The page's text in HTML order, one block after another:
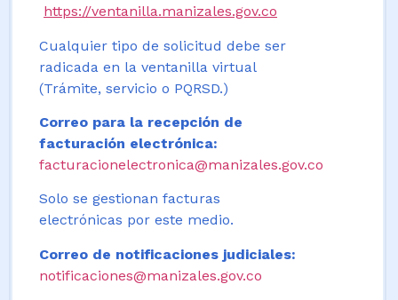
https://ventanilla.manizales.gov.co
Cualquier tipo de solicitud debe ser
radicada en la ventanilla virtual
(Trámite, servicio o PQRSD.)
Correo para la recepción de
facturación electrónica:
facturacionelectronica@manizales.gov.co
Solo se gestionan facturas
electrónicas por este medio.
Correo de notificaciones judiciales:
notificaciones@manizales.gov.co